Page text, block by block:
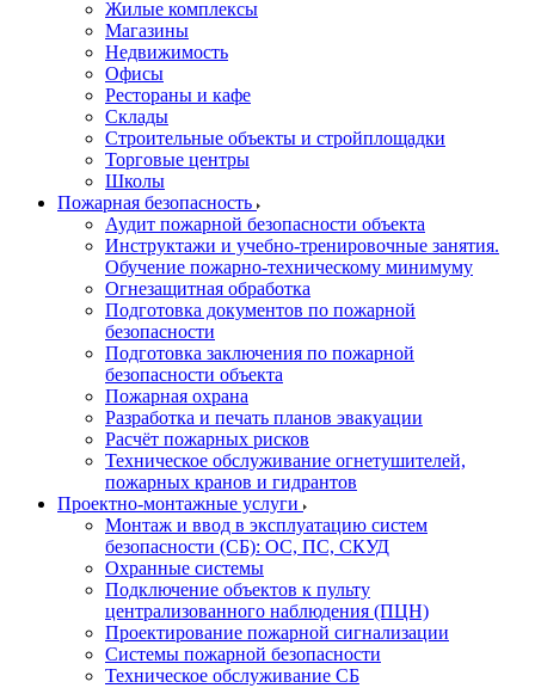
Жилые комплексы
Магазины
Недвижимость
Офисы
Рестораны и кафе
Склады
Строительные объекты и стройплощадки
Торговые центры
Школы
Пожарная безопасность
Аудит пожарной безопасности объекта
Инструктажи и учебно-тренировочные занятия.
Обучение пожарно-техническому минимуму
Огнезащитная обработка
Подготовка документов по пожарной
безопасности
Подготовка заключения по пожарной
безопасности объекта
Пожарная охрана
Разработка и печать планов эвакуации
Расчёт пожарных рисков
Техническое обслуживание огнетушителей,
пожарных кранов и гидрантов
Проектно-монтажные услуги
Монтаж и ввод в эксплуатацию систем
безопасности (СБ): ОС, ПС, СКУД
Охранные системы
Подключение объектов к пульту
централизованного наблюдения (ПЦН)
Проектирование пожарной сигнализации
Системы пожарной безопасности
Техническое обслуживание СБ